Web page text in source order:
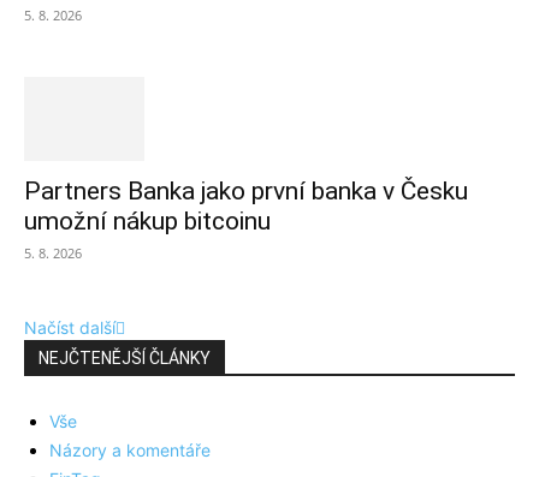
5. 8. 2026
Partners Banka jako první banka v Česku
umožní nákup bitcoinu
5. 8. 2026
Načíst další
NEJČTENĚJŠÍ ČLÁNKY
Vše
Názory a komentáře